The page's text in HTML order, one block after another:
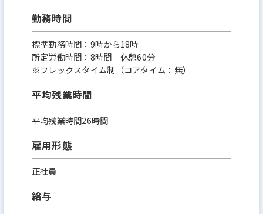
勤務時間
標準勤務時間：9時から18時
所定労働時間：8時間 休憩60分
※フレックスタイム制（コアタイム：無）
平均残業時間
平均残業時間26時間
雇用形態
正社員
給与